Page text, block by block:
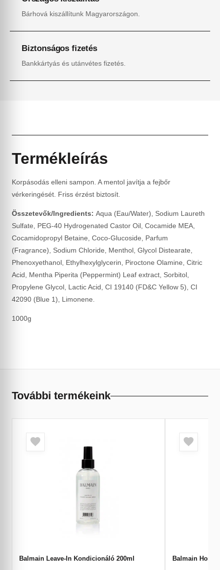
Bárhová kiszállítunk Magyarországon.
Biztonságos fizetés
Bankkártyás és utánvétes fizetés.
Termékleírás
Korpásodás elleni sampon. A mentol javítja a fejbőr
vérkeringését. Friss érzést biztosít.
Összetevők/Ingredients: Aqua (Eau/Water), Sodium Laureth
Sulfate, PEG-40 Hydrogenated Castor Oil, Cocamide MEA,
Cocamidopropyl Betaine, Coco-Glucoside, Parfum
(Fragrance), Sodium Chloride, Menthol, Glycol Distearate,
Phenoxyethanol, Ethylhexylglycerin, Piroctone Olamine, Citric
Acid, Mentha Piperita (Peppermint) Leaf extract, Sorbitol,
Propylene Glycol, Lactic Acid, CI 19140 (FD&C Yellow 5), CI
42090 (Blue 1), Limonene.
1000g
További termékeink
Balmain Leave-In Kondicionáló 200ml Balmain